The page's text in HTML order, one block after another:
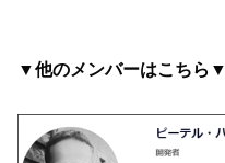
▼他のメンバーはこちら▼